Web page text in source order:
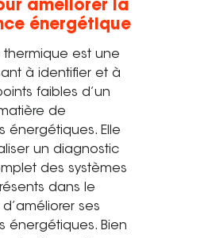
améliorer la
énergétique
thermique est une
à identifier et à
faibles d’un
de
énergétiques. Elle
un diagnostic
des systèmes
dans le
ses
énergétiques. Bien